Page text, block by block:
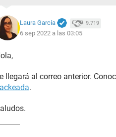
Laura García 9.719
6 sep 2022 a las 03:05
llegará al correo anterior.
.